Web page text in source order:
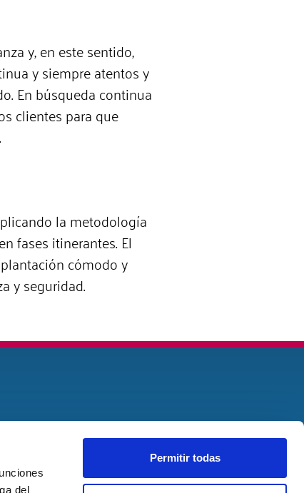
del
Permitir todas
y, en este sentido,
y siempre atentos y
En búsqueda continua
clientes para que
la metodología
fases itinerantes. El
cómodo y
y seguridad.